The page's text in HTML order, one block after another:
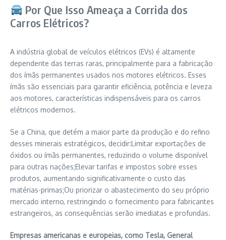
Por Que Isso Ameaça a Corrida dos
Carros Elétricos?
A indústria global de veículos elétricos (EVs) é altamente
dependente das terras raras, principalmente para a fabricação
dos ímãs permanentes usados nos motores elétricos. Esses
ímãs são essenciais para garantir eficiência, potência e leveza
aos motores, características indispensáveis para os carros
elétricos modernos.
Se a China, que detém a maior parte da produção e do refino
desses minerais estratégicos, decidir:Limitar exportações de
óxidos ou ímãs permanentes, reduzindo o volume disponível
para outras nações;Elevar tarifas e impostos sobre esses
produtos, aumentando significativamente o custo das
matérias-primas;Ou priorizar o abastecimento do seu próprio
mercado interno, restringindo o fornecimento para fabricantes
estrangeiros, as consequências serão imediatas e profundas.
Empresas americanas e europeias, como Tesla, General